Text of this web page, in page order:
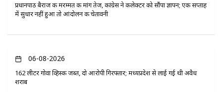
प्रधानपाठ बैराज की मरम्मत की मांग तेज, कांग्रेस ने कलेक्टर को सौंपा ज्ञापन; एक सप्ताह
में सुधार नहीं हुआ तो आंदोलन की चेतावनी
06-08-2026
162 लीटर गोवा व्हिस्की जब्त, दो आरोपी गिरफ्तार; मध्यप्रदेश से लाई गई थी अवैध
शराब